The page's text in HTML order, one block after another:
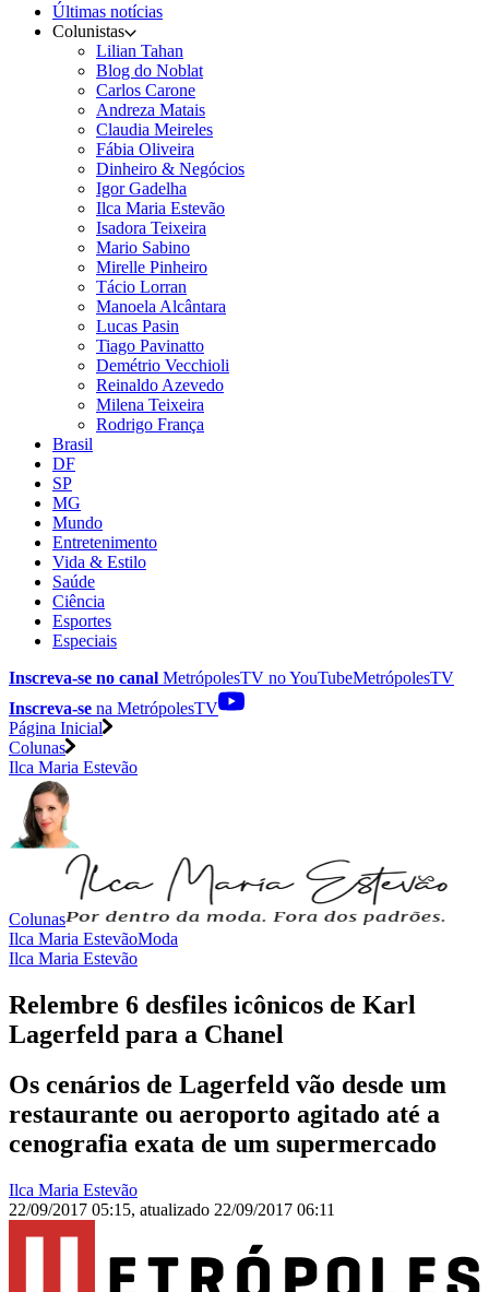
Últimas notícias
Colunistas
Lilian Tahan
Blog do Noblat
Carlos Carone
Andreza Matais
Claudia Meireles
Fábia Oliveira
Dinheiro & Negócios
Igor Gadelha
Ilca Maria Estevão
Isadora Teixeira
Mario Sabino
Mirelle Pinheiro
Tácio Lorran
Manoela Alcântara
Lucas Pasin
Tiago Pavinatto
Demétrio Vecchioli
Reinaldo Azevedo
Milena Teixeira
Rodrigo França
Brasil
DF
SP
MG
Mundo
Entretenimento
Vida & Estilo
Saúde
Ciência
Esportes
Especiais
Inscreva-se no canal MetrópolesTV noYouTubeMetrópolesTV
Inscreva-se na MetrópolesTV
Página Inicial
Colunas
Ilca Maria Estevão
Colunas
Ilca Maria EstevãoModa
Ilca Maria Estevão
Relembre 6 desfiles icônicos de Karl
Lagerfeld para a Chanel
Os cenários de Lagerfeld vão desde um
restaurante ou aeroporto agitado até a
cenografia exata de um supermercado
Ilca Maria Estevão
22/09/2017 05:15, atualizado 22/09/2017 06:11